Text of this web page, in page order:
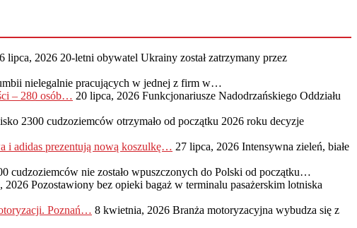
lipca, 2026 20-letni obywatel Ukrainy został zatrzymany przez
nielegalnie pracujących w jednej z firm w…
– 280 osób… 20 lipca, 2026 Funkcjonariusze Nadodrzańskiego Oddziału
2300 cudzoziemców otrzymało od początku 2026 roku decyzje
i adidas prezentują nową koszulkę… 27 lipca, 2026 Intensywna zieleń, białe
cudzoziemców nie zostało wpuszczonych do Polski od początku…
2026 Pozostawiony bez opieki bagaż w terminalu pasażerskim lotniska
Poznań… 8 kwietnia, 2026 Branża motoryzacyjna wybudza się z